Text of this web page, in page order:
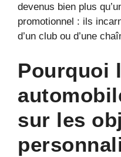
devenus bien plus
promotionnel : ils
d’un club ou d’une
Pourquoi
sur les